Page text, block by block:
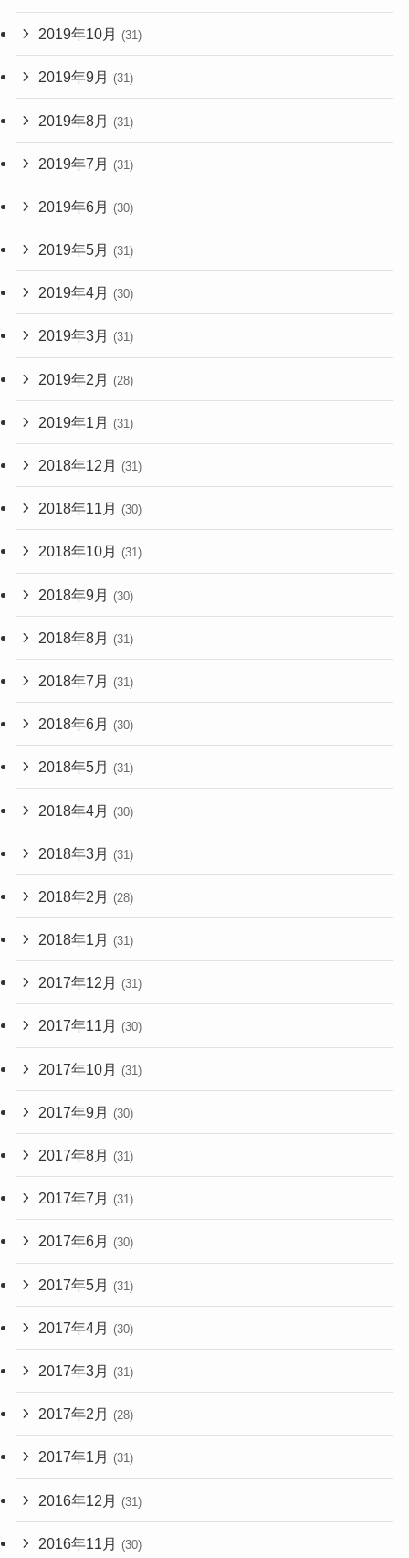
2019年10月 (31)
2019年9月 (31)
2019年8月 (31)
2019年7月 (31)
2019年6月 (30)
2019年5月 (31)
2019年4月 (30)
2019年3月 (31)
2019年2月 (28)
2019年1月 (31)
2018年12月 (31)
2018年11月 (30)
2018年10月 (31)
2018年9月 (30)
2018年8月 (31)
2018年7月 (31)
2018年6月 (30)
2018年5月 (31)
2018年4月 (30)
2018年3月 (31)
2018年2月 (28)
2018年1月 (31)
2017年12月 (31)
2017年11月 (30)
2017年10月 (31)
2017年9月 (30)
2017年8月 (31)
2017年7月 (31)
2017年6月 (30)
2017年5月 (31)
2017年4月 (30)
2017年3月 (31)
2017年2月 (28)
2017年1月 (31)
2016年12月 (31)
2016年11月 (30)